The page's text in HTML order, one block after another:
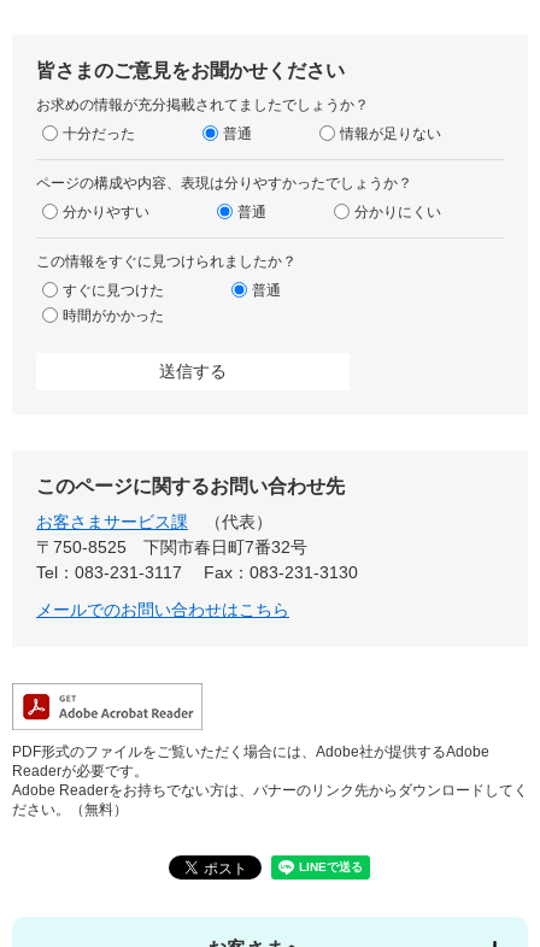
皆さまのご意見をお聞かせください
お求めの情報が充分掲載されてましたでしょうか？
十分だった
普通 情報が足りない
ページの構成や内容、表現は分りやすかったでしょうか？
分かりやすい
普通 分かりにくい
この情報をすぐに見つけられましたか？
すぐに見つけた
普通
時間がかかった
このページに関するお問い合わせ先
お客さまサービス課
代表
〒750-8525
下関市春日町7番32号
Tel：083-231-3117
Fax：083-231-3130
メールでのお問い合わせはこちら
PDF形式のファイルをご覧いただく場合には、Adobe社が提供するAdobe
Readerが必要です。
Adobe Readerをお持ちでない方は、バナーのリンク先からダウンロードしてく
ださい。（無料）